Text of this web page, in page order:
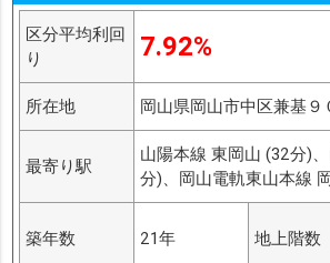
区分平均利回
り
7.92%
所在地 岡山県岡山市中区兼基９
最寄り駅
山陽本線 東岡山 (32分)
分)、岡山電軌東山本線
築年数 21年 地上階数